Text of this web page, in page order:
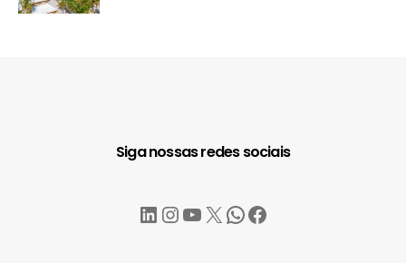
Siga nossas redes sociais
LinkedIn
Instagram
YouTube
X WhatsApp
Facebook